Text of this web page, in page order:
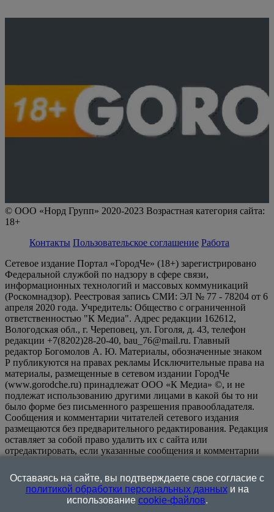
© ООО «Норд Групп» 2020-2023 Возрастная категория сайта:
18+
Контакты Пользовательское соглашение Работа
Сетевое издание Портал «ГородЧе» (18+) зарегистрировано
Федеральной службой по надзору в сфере связи,
информационных технологий и массовых коммуникаций
(Роскомнадзор). Реестровая запись СМИ: ЭЛ № 77 - 78204 от 6
апреля 2020 года. Учредитель: Общество с ограниченной
ответственностью "К Медиа". Адрес редакции 162612,
Вологодская обл., г. Череповец, ул. Гоголя, д. 43, телефон
редакции +7(8202)28-20-40, bau_76@mail.ru. Главный
редактор Богомолов А. Ю. Материалы, обозначенные знаком
Р публикуются на правах рекламы Исключительные права на
материалы, размещенные в сетевом издании ГородЧе
(www.gorodche.ru) принадлежат ООО «К Медиа» ©, и не
подлежат использованию другими лицами в какой бы то ни
было форме без письменного разрешения правообладателя.
Сообщения и комментарии читателей сетевого издания
размещаются без предварительного редактирования. Редакция
оставляет за собой право удалить их с сайта или
отредактировать, если указанные сообщения и комментарии
или нарушением иных требований закона.
информационном ресурсе применяются рекомендательные
технологии (информационные технологии предоставления
информации на основе сбора, систематизации и анализа
Оставаясь на сайте, вы подтверждаете свое согласие с
политикой обработки персональных данныхи на
использование cookie-файлов.